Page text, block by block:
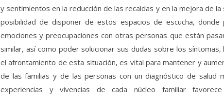
y sentimientos en la reducción de las recaídas y en la mejora de la
posibilidad de disponer de estos espacios de escucha,
emociones y preocupaciones con otras personas que están
similar, así como poder solucionar sus dudas sobre los síntomas,
el afrontamiento de esta situación, es vital para mantener y
de las familias y de las personas con un diagnóstico de salud
experiencias y vivencias de cada núcleo familiar